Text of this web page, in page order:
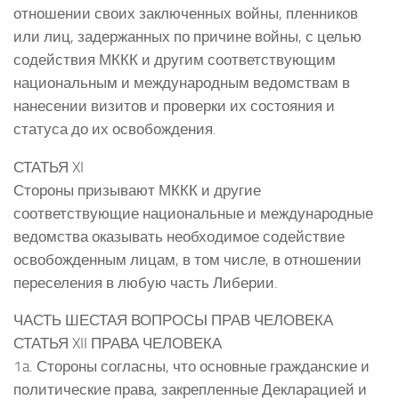
отношении своих заключенных войны, пленников
или лиц, задержанных по причине войны, с целью
содействия МККК и другим соответствующим
национальным и международным ведомствам в
нанесении визитов и проверки их состояния и
статуса до их освобождения.
СТАТЬЯ XI
Стороны призывают МККК и другие
соответствующие национальные и международные
ведомства оказывать необходимое содействие
освобожденным лицам, в том числе, в отношении
переселения в любую часть Либерии.
ЧАСТЬ ШЕСТАЯ ВОПРОСЫ ПРАВ ЧЕЛОВЕКА
СТАТЬЯ XII ПРАВА ЧЕЛОВЕКА
1a. Стороны согласны, что основные гражданские и
политические права, закрепленные Декларацией и